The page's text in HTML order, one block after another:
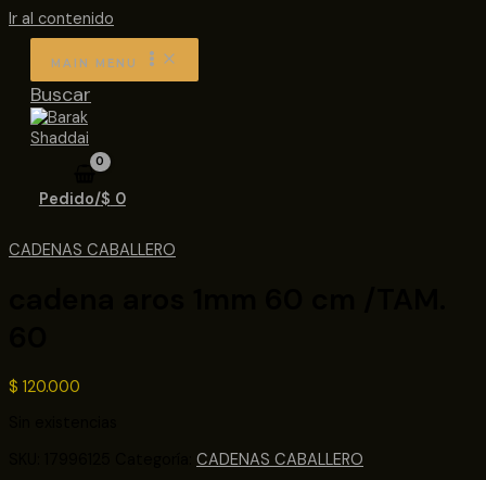
Ir al contenido
MAIN MENU
Buscar
Pedido/$ 0
CADENAS CABALLERO
$ 120.000
CADENAS CABALLERO